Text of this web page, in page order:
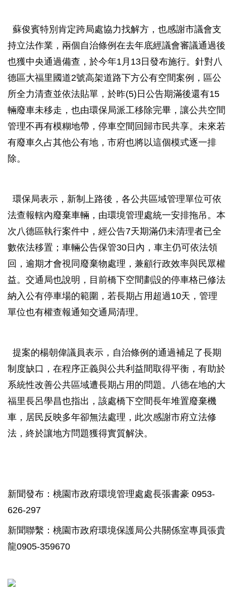
蘇俊賓特別肯定跨局處協力找解方，也感謝市議會支
持立法作業，兩個自治條例在去年底經議會審議通過後
也獲中央通過備查，於今年1月13日發布施行。針對八
德區大福里國道2號高架道路下方公有空間案例，區公
所全力清查並依法貼單，於昨(5)日公告期滿後還有15
輛廢車未移走，也由環保局派工移除完畢，讓公共空間
管理不再有模糊地帶，停車空間回歸市民共享。未來若
有廢車久占其他公有地，市府也將以這個模式逐一排
除。
環保局表示，新制上路後，各公共區域管理單位可依
法查報轄內廢棄車輛，由環境管理處統一安排拖吊。本
次八德區執行案件中，經公告7天期滿仍未清理者已全
數依法移置；車輛公告保管30日內，車主仍可依法領
回，逾期才會視同廢棄物處理，兼顧行政效率與民眾權
益。交通局也說明，目前橋下空間劃設的停車格已修法
納入公有停車場的範圍，若長期占用超過10天，管理
單位也有權查報通知交通局清理。
提案的楊朝偉議員表示，自治條例的通過補足了長期
制度缺口，在程序正義與公共利益間取得平衡，有助於
系統性改善公共區域遭長期占用的問題。八德在地的大
福里長呂學昌也指出，該處橋下空間長年堆置廢棄機
車，居民反映多年卻無法處理，此次感謝市府立法修
法，終於讓地方問題獲得實質解決。
新聞發布：桃園市政府環境管理處處長張書豪 0953-
626-297
新聞聯繫：桃園市政府環境保護局公共關係室專員張貴
龍0905-359670